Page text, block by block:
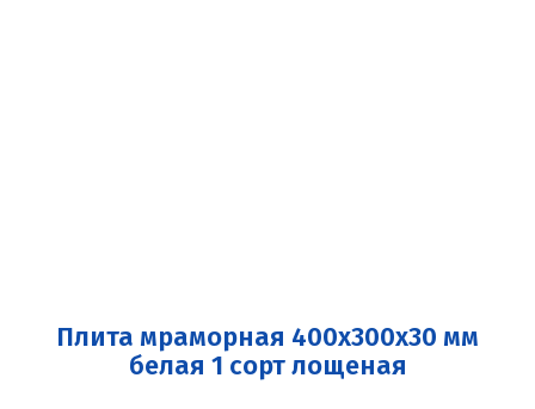
Плита мраморная 400x300x30 мм
белая 1 сорт лощеная